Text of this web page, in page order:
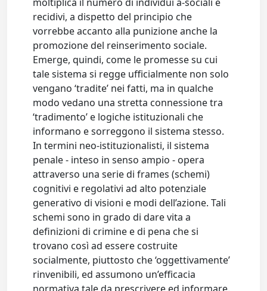
recidivi, a dispetto del principio che
vorrebbe accanto alla punizione anche la
promozione del reinserimento sociale.
Emerge, quindi, come le promesse su cui
tale sistema si regge ufficialmente non solo
vengano ‘tradite’ nei fatti, ma in qualche
modo vedano una stretta connessione tra
‘tradimento’ e logiche istituzionali che
informano e sorreggono il sistema stesso.
In termini neo-istituzionalisti, il sistema
penale - inteso in senso ampio - opera
attraverso una serie di frames (schemi)
cognitivi e regolativi ad alto potenziale
generativo di visioni e modi dell’azione. Tali
schemi sono in grado di dare vita a
definizioni di crimine e di pena che si
trovano così ad essere costruite
socialmente, piuttosto che ‘oggettivamente’
rinvenibili, ed assumono un’efficacia